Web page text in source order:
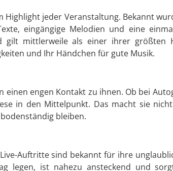
jeder Veranstaltung. Bekannt
eingängige Melodien und eine
gilt mittlerweile als einer ihrer größten
und Ihr Händchen für gute Musik.
engen Kontakt zu ihnen. Ob bei
in den Mittelpunkt. Das macht sie
bleiben.
Auftritte sind bekannt für ihre
legen, ist nahezu ansteckend und